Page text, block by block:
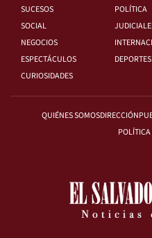
SUCESOS
POLÍTICA
SOCIAL
NEGOCIOS
ESPECTÁCULOS
DEPORTES
CURIOSIDADES
QUIÉNES SOMOSDIRECCIÓN
POLÍTICA